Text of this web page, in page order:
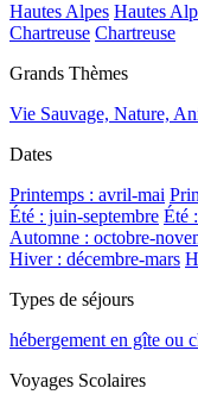
Hautes Alpes Hautes
Chartreuse Chartreuse
Grands Thèmes
Vie Sauvage, Nature,
Dates
Printemps : avril-mai
Été : juin-septembre Été
Automne : octobre-
Hiver : décembre-mars
Types de séjours
hébergement en gîte ou
Voyages Scolaires